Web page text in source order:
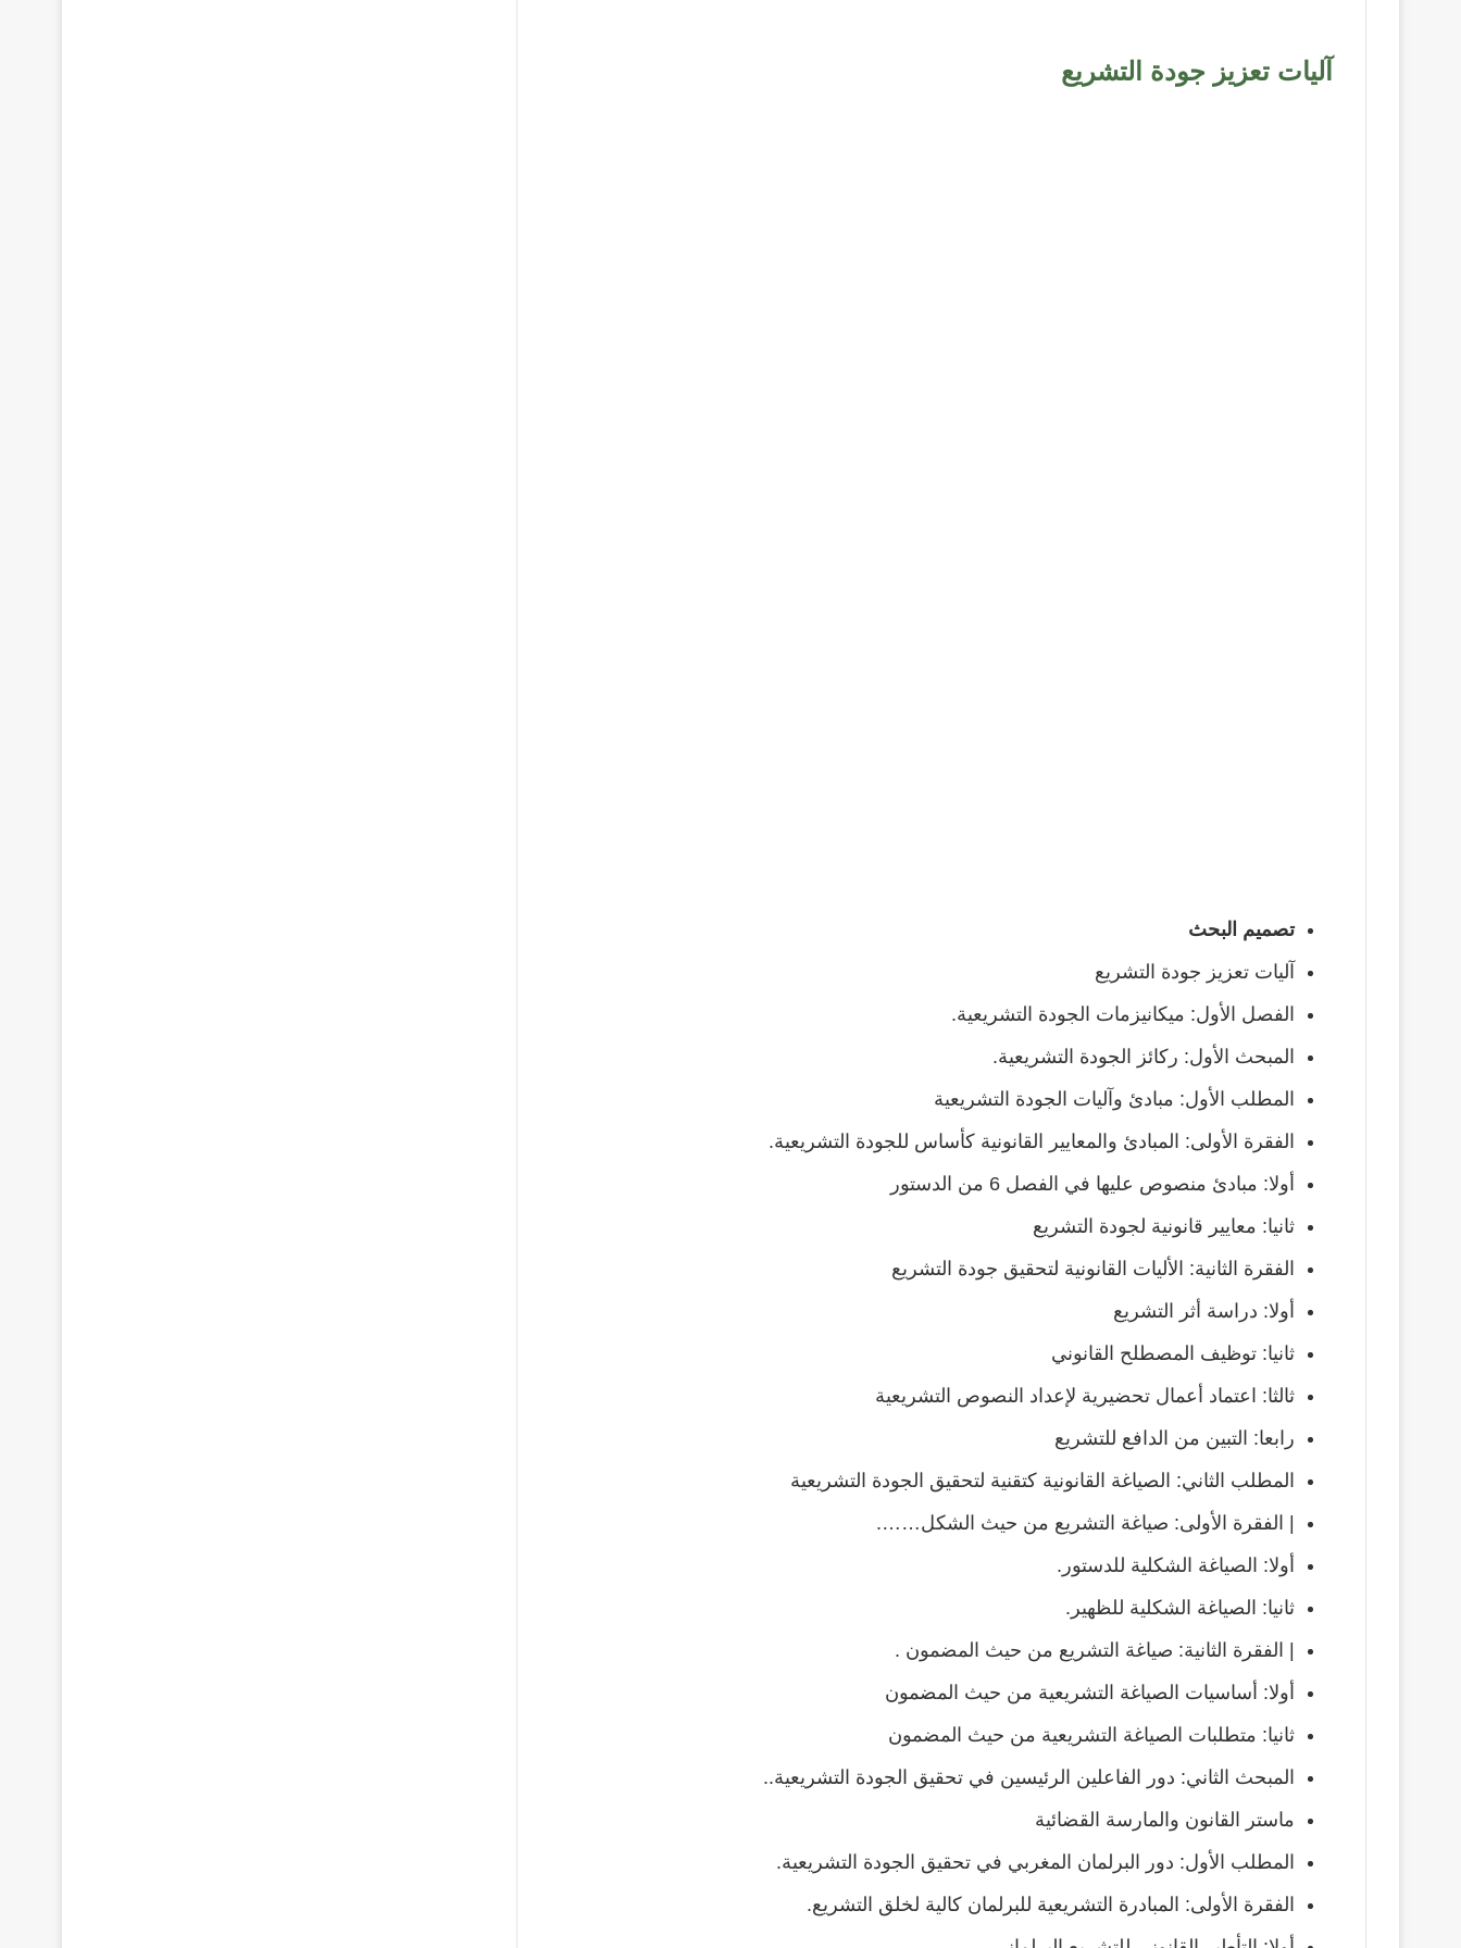
آليات تعزيز جودة التشريع
تصميم البحث
آليات تعزيز جودة التشريع
الفصل الأول: ميكانيزمات الجودة التشريعية.
المبحث الأول: ركائز الجودة التشريعية.
المطلب الأول: مبادئ وآليات الجودة التشريعية
الفقرة الأولى: المبادئ والمعايير القانونية كأساس للجودة التشريعية.
أولا: مبادئ منصوص عليها في الفصل 6 من الدستور
ثانيا: معايير قانونية لجودة التشريع
الفقرة الثانية: الأليات القانونية لتحقيق جودة التشريع
أولا: دراسة أثر التشريع
ثانيا: توظيف المصطلح القانوني
ثالثا: اعتماد أعمال تحضيرية لإعداد النصوص التشريعية
رابعا: التبين من الدافع للتشريع
المطلب الثاني: الصياغة القانونية كتقنية لتحقيق الجودة التشريعية
| الفقرة الأولى: صياغة التشريع من حيث الشكل…….
أولا: الصياغة الشكلية للدستور.
ثانيا: الصياغة الشكلية للظهير.
| الفقرة الثانية: صياغة التشريع من حيث المضمون .
أولا: أساسيات الصياغة التشريعية من حيث المضمون
ثانيا: متطلبات الصياغة التشريعية من حيث المضمون
المبحث الثاني: دور الفاعلين الرئيسين في تحقيق الجودة التشريعية..
ماستر القانون والمارسة القضائية
المطلب الأول: دور البرلمان المغربي في تحقيق الجودة التشريعية.
الفقرة الأولى: المبادرة التشريعية للبرلمان كالية لخلق التشريع.